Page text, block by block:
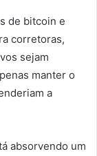
de bitcoin e
corretoras,
sejam
manter o
a
absorvendo um